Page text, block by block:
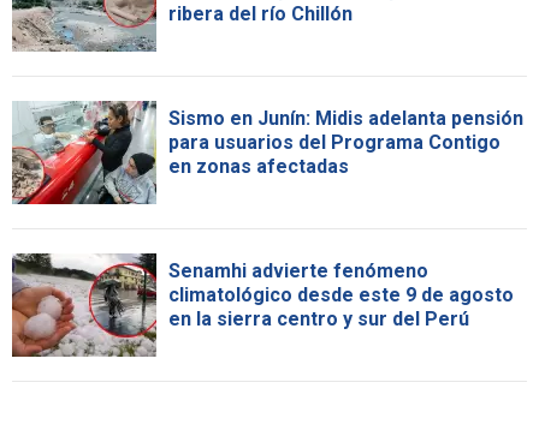
ribera del río Chillón
Sismo en Junín: Midis adelanta pensión
para usuarios del Programa Contigo
en zonas afectadas
Senamhi advierte fenómeno
climatológico desde este 9 de agosto
en la sierra centro y sur del Perú